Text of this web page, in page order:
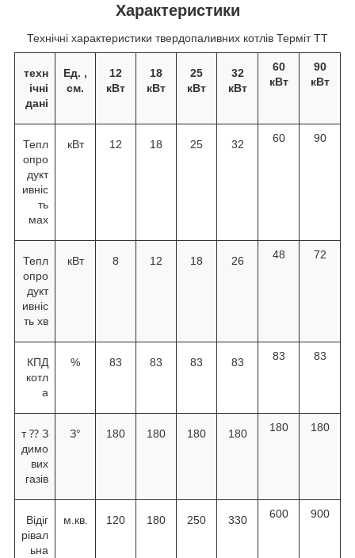
Характеристики
Технічні характеристики твердопаливних котлів Терміт ТТ
техн
ічні
дані
Ед. ,
см.
12
кВт
18
кВт
25
кВт
32
кВт
60
кВт
90
кВт
Тепл
опро
дукт
ивніс
ть
мах
кВт 12 18 25 32 60 90
Тепл
опро
дукт
ивніс
ть хв
кВт 8 12 18 26 48 72
КПД
котл
а
% 83 83 83 83 83 83
т ⁇ З
димо
вих
газів
З° 180 180 180 180 180 180
Відіг
рівал
ьна
м.кв. 120 180 250 330 600 900